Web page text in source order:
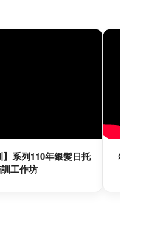
系列110年銀髮日托
工作坊
幼老共